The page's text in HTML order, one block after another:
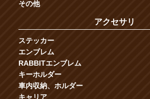
その他
アクセサリ
ステッカー
エンブレム
RABBITエンブレム
キーホルダー
車内収納、ホルダー
キャリア